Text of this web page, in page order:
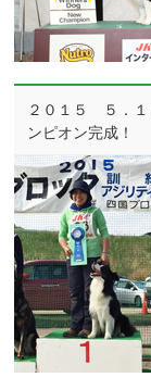
２０１５ ５．
ンピオン完成！